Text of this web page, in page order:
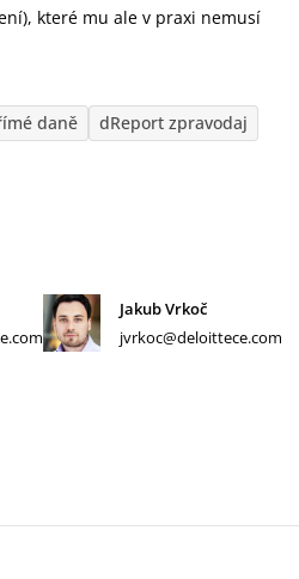
které mu ale v praxi nemusí
daně dReport zpravodaj
Jakub Vrkoč
jvrkoc@deloittece.com